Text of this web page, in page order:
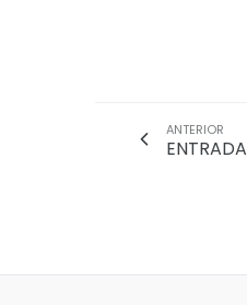
ANTERIOR
ENTRADA